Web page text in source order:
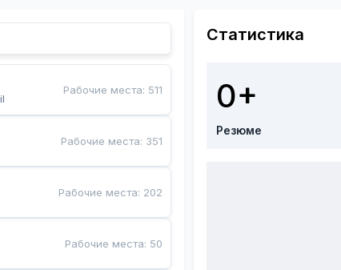
Рабочие места: 511
Рабочие места: 351
Рабочие места: 202
Рабочие места: 50
Статистика
0+
Резюме